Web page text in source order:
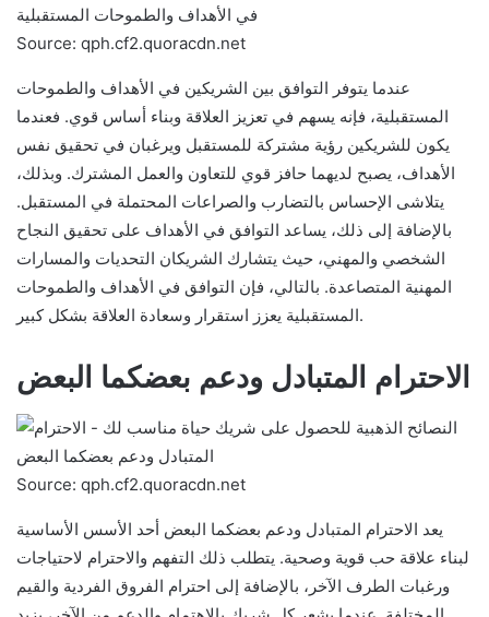
Source: qph.cf2.quoracdn.net
عندما يتوفر التوافق بين الشريكين في الأهداف والطموحات
المستقبلية، فإنه يسهم في تعزيز العلاقة وبناء أساس قوي. فعندما
يكون للشريكين رؤية مشتركة للمستقبل ويرغبان في تحقيق نفس
الأهداف، يصبح لديهما حافز قوي للتعاون والعمل المشترك. وبذلك،
يتلاشى الإحساس بالتضارب والصراعات المحتملة في المستقبل.
بالإضافة إلى ذلك، يساعد التوافق في الأهداف على تحقيق النجاح
الشخصي والمهني، حيث يتشارك الشريكان التحديات والمسارات
المهنية المتصاعدة. بالتالي، فإن التوافق في الأهداف والطموحات
المستقبلية يعزز استقرار وسعادة العلاقة بشكل كبير.
الاحترام المتبادل ودعم بعضكما البعض
Source: qph.cf2.quoracdn.net
يعد الاحترام المتبادل ودعم بعضكما البعض أحد الأسس الأساسية
لبناء علاقة حب قوية وصحية. يتطلب ذلك التفهم والاحترام لاحتياجات
ورغبات الطرف الآخر، بالإضافة إلى احترام الفروق الفردية والقيم